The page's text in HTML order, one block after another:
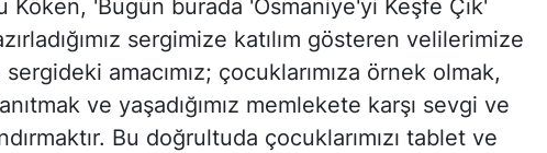
Köken, 'Bugün burada 'Osmaniye'yi Keşfe Çık'
sergimize katılım gösteren velilerimize
amacımız; çocuklarımıza örnek olmak,
ve yaşadığımız memlekete karşı sevgi ve
Bu doğrultuda çocuklarımızı tablet ve